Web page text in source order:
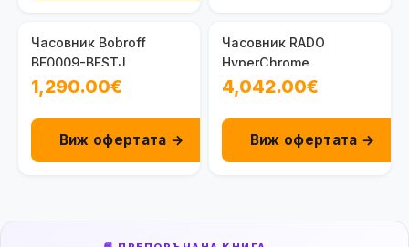
Часовник Bobroff
BF0009-BFSTJ
1,290.00€
Виж офертата →
Часовник RADO
HyperChrome
R32043702
4,042.00€
Виж офертата →